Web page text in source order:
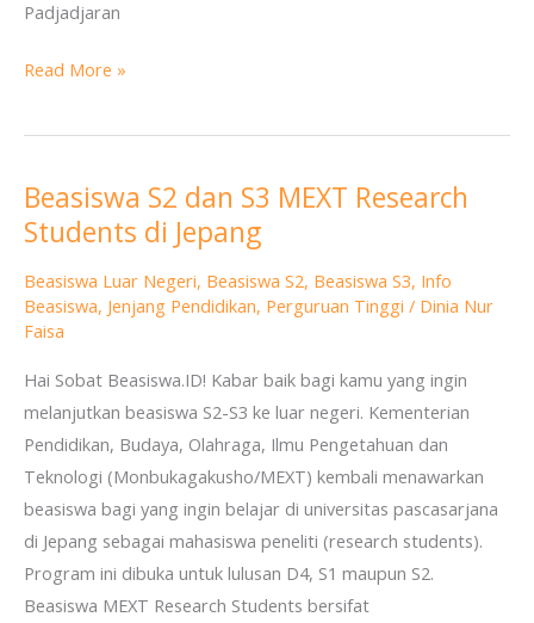
Padjadjaran
Read More »
Beasiswa S2 dan S3 MEXT Research
Students di Jepang
Beasiswa Luar Negeri, Beasiswa S2, Beasiswa S3, Info
Beasiswa, Jenjang Pendidikan, Perguruan Tinggi / Dinia Nur
Faisa
Hai Sobat Beasiswa.ID! Kabar baik bagi kamu yang ingin
melanjutkan beasiswa S2-S3 ke luar negeri. Kementerian
Pendidikan, Budaya, Olahraga, Ilmu Pengetahuan dan
Teknologi (Monbukagakusho/MEXT) kembali menawarkan
beasiswa bagi yang ingin belajar di universitas pascasarjana
di Jepang sebagai mahasiswa peneliti (research students).
Program ini dibuka untuk lulusan D4, S1 maupun S2.
Beasiswa MEXT Research Students bersifat
Beasiswa
S2
S3
MEXT
Students
di
Jepang